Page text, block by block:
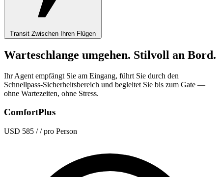
Transit Zwischen Ihren Flügen
Warteschlange umgehen. Stilvoll an Bord.
Ihr Agent empfängt Sie am Eingang, führt Sie durch den
Schnellpass-Sicherheitsbereich und begleitet Sie bis zum Gate —
ohne Wartezeiten, ohne Stress.
ComfortPlus
USD 585 / / pro Person